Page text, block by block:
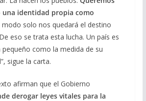
identidad propia como
solo nos quedará el destino
eso se trata esta lucha. Un país es
como la medida de su
sigue la carta.
afirman que el Gobierno
derogar leyes vitales para la